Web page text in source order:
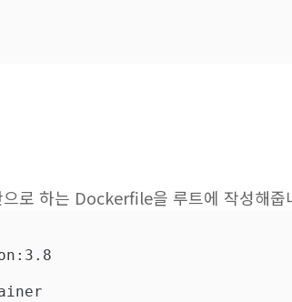
로 하는 Dockerfile을 루트에 작성해